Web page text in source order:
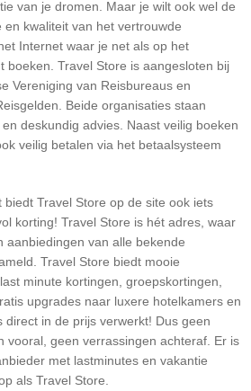
van je dromen. Maar je wilt ook wel de
kwaliteit van het vertrouwde
Internet waar je net als op het
boeken. Travel Store is aangesloten bij
Vereniging van Reisbureaus en
Beide organisaties staan
deskundig advies. Naast veilig boeken
veilig betalen via het betaalsysteem
biedt Travel Store op de site ook iets
korting! Travel Store is hét adres, waar
aanbiedingen van alle bekende
Travel Store biedt mooie
minute kortingen, groepskortingen,
upgrades naar luxere hotelkamers en
direct in de prijs verwerkt! Dus geen
vooral, geen verrassingen achteraf. Er is
met lastminutes en vakantie
als Travel Store.